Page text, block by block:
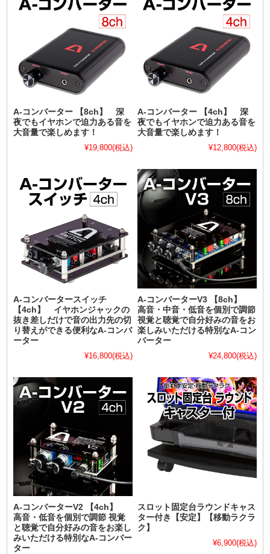
A-コンバーター 【8ch】 深
夜でもイヤホンで迫力ある音を
大音量で楽しめます！
¥19,800(税込)
A-コンバーター 【4ch】 深
夜でもイヤホンで迫力ある音を
大音量で楽しめます！
¥12,800(税込)
A-コンバータースイッチ
【4ch】 イヤホンジャックの
抜き差しだけで音の出力先の切
り替えができる便利なA-コンバ
ーター
¥16,800(税込)
A-コンバーターV3 【8ch】
高音・中音・低音を個別で調節
視覚と聴覚で自分好みの音をお
楽しみいただける特別なA-コン
バーター
¥24,800(税込)
A-コンバーターV2 【4ch】
高音・低音を個別で調節 視覚
と聴覚で自分好みの音をお楽し
みいただける特別なA-コンバー
ター
スロット固定台ラウンドキャス
ター付き【安定】【移動ラクラ
ク】
¥6,900(税込)